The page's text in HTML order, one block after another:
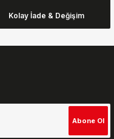
Kolay İade & Değişim
Abone Ol